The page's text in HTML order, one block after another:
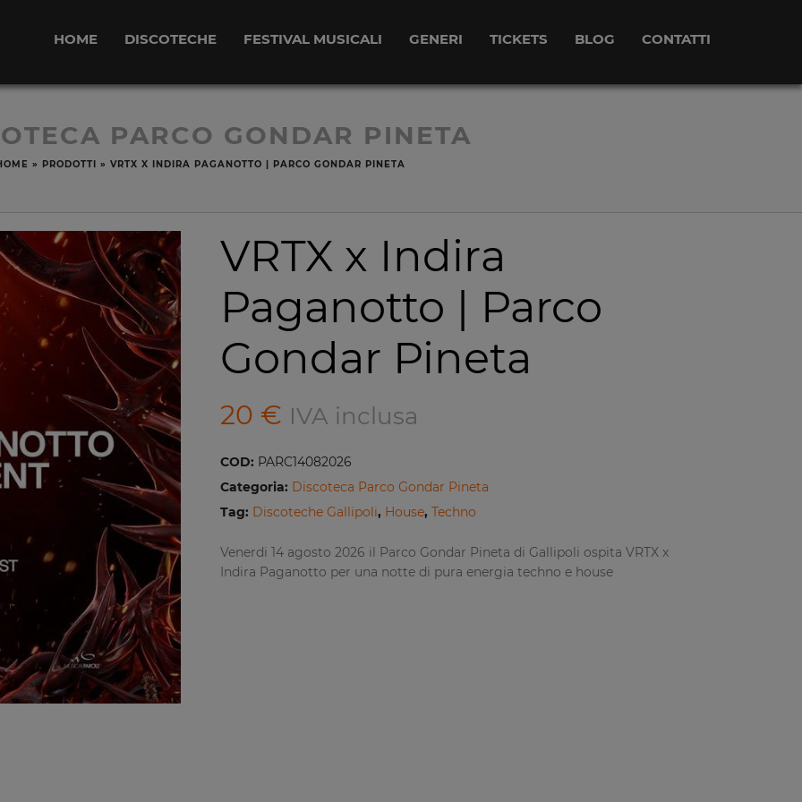
HOME DISCOTECHE FESTIVAL MUSICALI GENERI TICKETS BLOG CONTATTI
PARCO GONDAR PINETA
» PRODOTTI » VRTX X INDIRA PAGANOTTO | PARCO GONDAR PINETA
VRTX x Indira
Paganotto | Parco
Gondar Pineta
20 € IVA inclusa
COD: PARC14082026
Categoria: Discoteca Parco Gondar Pineta
Tag: Discoteche Gallipoli, House, Techno
Venerdi 14 agosto 2026 il Parco Gondar Pineta di Gallipoli ospita VRTX x
Indira Paganotto per una notte di pura energia techno e house